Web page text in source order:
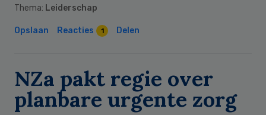
Thema: Leiderschap
Opslaan Reacties 1 Delen
NZa pakt regie over
planbare urgente zorg